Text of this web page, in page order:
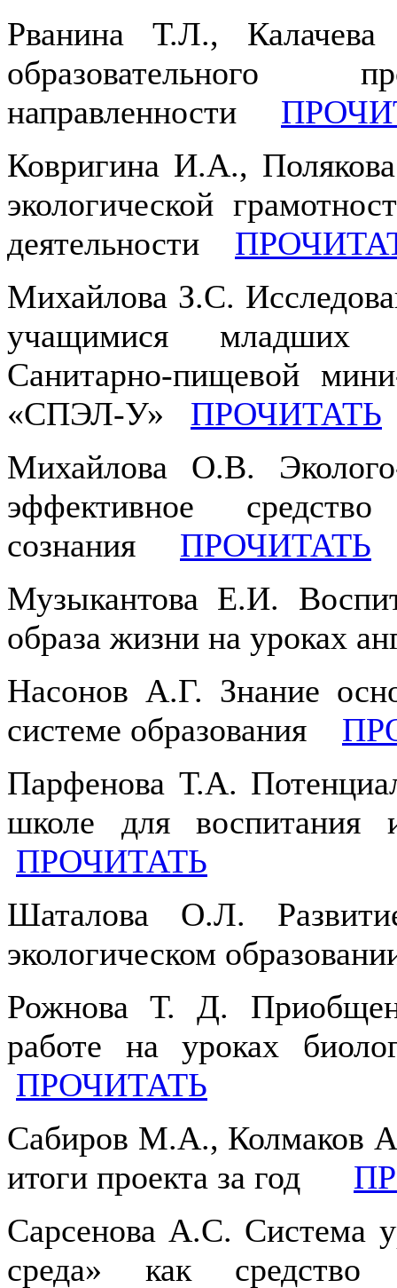
Рванина Т.Л.,
образовательного
направленности
Ковригина И.А.,
экологической
деятельности
Михайлова З.С.
учащимися младших
Санитарно-пищевой
«СПЭЛ-У» ПРОЧИТАТЬ
Михайлова О.В.
эффективное
сознания ПРОЧИТАТЬ
Музыкантова Е.И.
образа жизни на уроках
Насонов А.Г. Знание
системе образования
Парфенова Т.А.
школе для воспитания
ПРОЧИТАТЬ
Шаталова О.Л.
экологическом
Рожнова Т. Д.
работе на уроках
ПРОЧИТАТЬ
Сабиров М.А., Колмаков
итоги проекта за год
Сарсенова А.С. Система
среда» как средство